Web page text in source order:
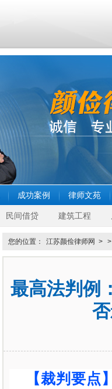
成功案例 律师文苑
民间借贷 建筑工程
您的位置： 江苏颜俭律师网 >
最高法判例
【裁判要点